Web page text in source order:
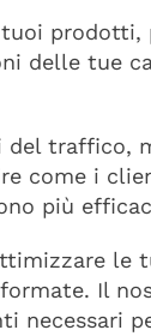
prodotti,
delle tue
del traffico,
come i
più
le
Il
necessari